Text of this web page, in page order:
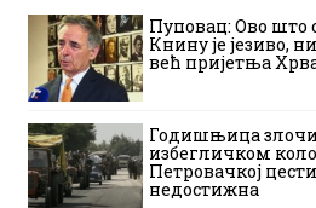
Пуповац: Ово што
Книну је језиво,
већ пријетња
Годишњица
избегличком
Петровачкој
недостижна